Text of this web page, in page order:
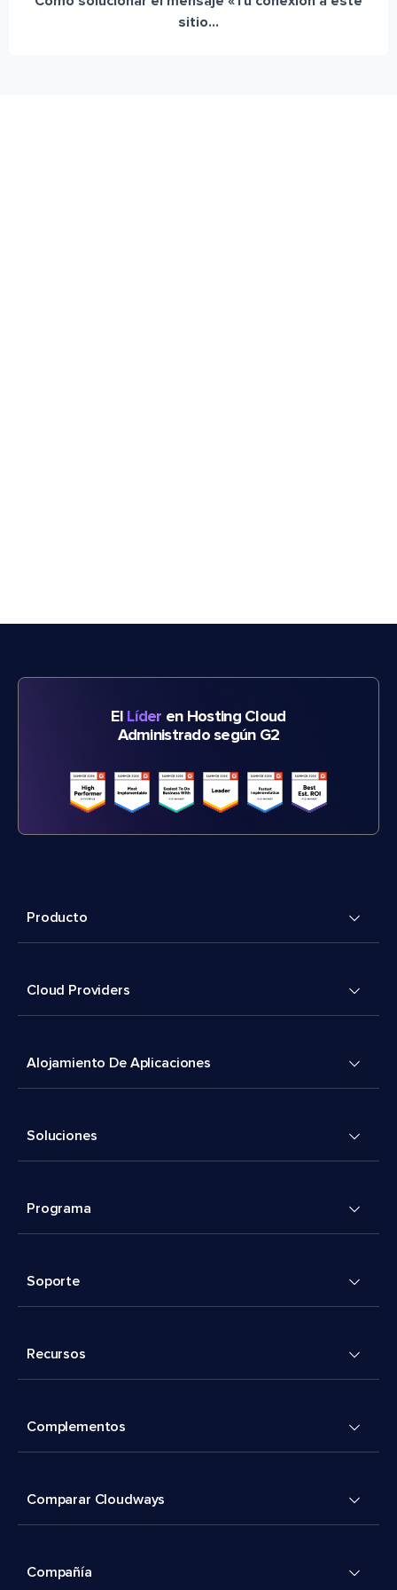
sitio...
El Líder en Hosting Cloud
Administrado según G2
Producto
Cloud Providers
Alojamiento De Aplicaciones
Soluciones
Programa
Soporte
Recursos
Complementos
Comparar Cloudways
Compañía